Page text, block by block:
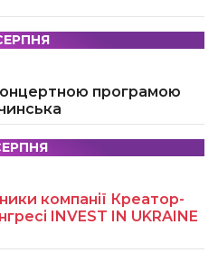
програмою
компанії Креатор-
INVEST IN UKRAINE